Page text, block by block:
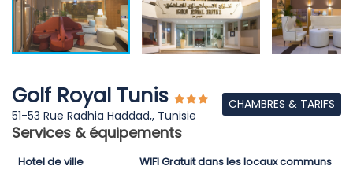
Golf Royal Tunis
51-53 Rue Radhia Haddad,, Tunisie
CHAMBRES & TARIFS
Services & équipements
Hotel de ville
WIFI Gratuit dans les locaux communs